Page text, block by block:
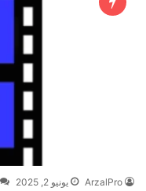
ArzalPro يونيو 2, 2025